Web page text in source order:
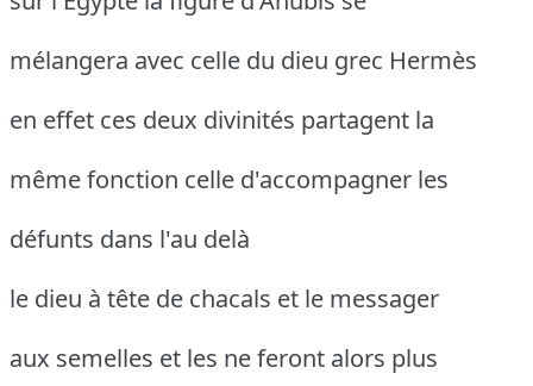
mélangera avec celle du dieu grec Hermès
en effet ces deux divinités partagent la
même fonction celle d'accompagner les
défunts dans l'au delà
le dieu à tête de chacals et le messager
aux semelles et les ne feront alors plus